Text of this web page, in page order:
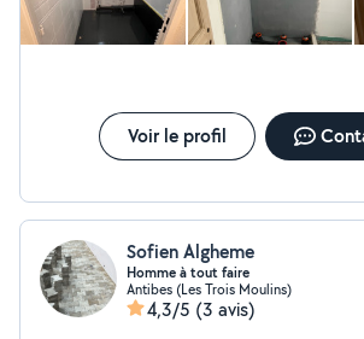
Voir le profil
Sofien Algheme
Homme à tout faire
Antibes (Les Trois Moulins)
4,3/5 (3 avis)